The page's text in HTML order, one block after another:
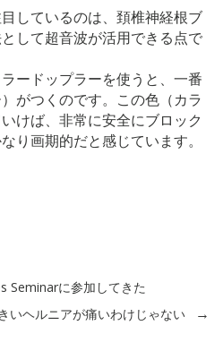
しているのは、頚椎神経根ブ
して超音波が活用できる点で
ードップラーを使うと、一番
がつくのです。この色（カラ
けば、非常に安全にブロック
り画期的だと感じています。
Seminarに参加してきた
いヘルニアが痛いわけじゃない
→